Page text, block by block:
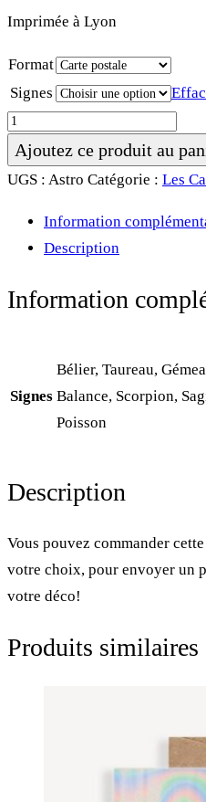
Imprimée à Lyon
Format
Signes
quantité
de
Carte
Affiche
Astrologiques
Ajoutez ce produit au
UGS : Astro Catégorie : Les
Information
Description
Information
Signes
Bélier, Taureau,
Balance, Scorpion,
Poisson
Description
Vous pouvez commander
votre choix, pour envoyer un
votre déco!
Produits similaires